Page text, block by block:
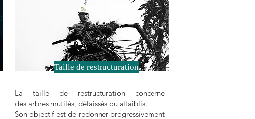
Taille de restructuration
La taille de restructuration concerne
des arbres mutilés, délaissés ou affaiblis.
Son objectif est de redonner progressivement